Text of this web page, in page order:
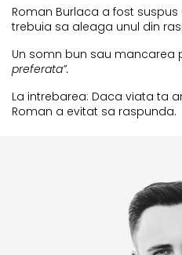
Roman Burlaca a fost suspus
trebuia sa aleaga unul din
Un somn bun sau mancarea
preferata”.
La intrebarea: Daca viata ta
Roman a evitat sa raspunda.